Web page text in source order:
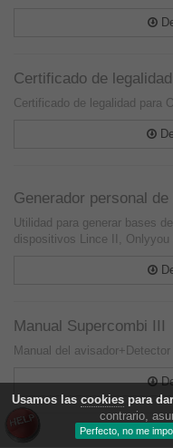
Usamos las cookies para
contrario,
Perfecto, no me
Certificado de legalidad
Certificado de legalidad para
Generador personal
Utilidad para generar bases
dispositivos Lince II,
Manual Supercombi III
Manual del avisador+Detector